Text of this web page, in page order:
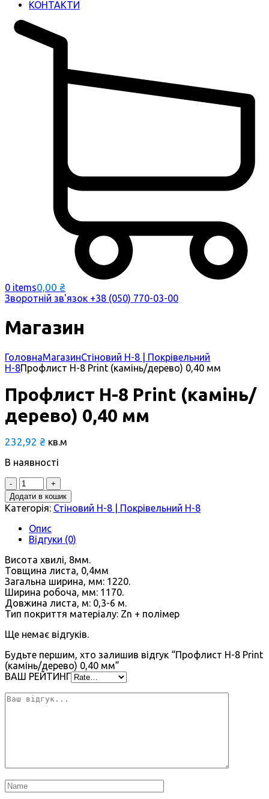
КОНТАКТИ
0 items0,00 ₴
Зворотній зв'язок +38 (050) 770-03-00
Магазин
ГоловнаМагазинСтіновий Н-8 | Покрівельний
Н-8Профлист Н-8 Print (камінь/дерево) 0,40 мм
Профлист Н-8 Print (камінь/
дерево) 0,40 мм
232,92 ₴ кв.м
В наявності
Quantity
Додати в кошик
Категорія: Стіновий Н-8 | Покрівельний Н-8
Опис
Відгуки (0)
Висота хвилі, 8мм.
Товщина листа, 0,4мм
Загальна ширина, мм: 1220.
Ширина робоча, мм: 1170.
Довжина листа, м: 0,3-6 м.
Тип покриття матеріалу: Zn + полімер
Ще немає відгуків.
Будьте першим, хто залишив відгук “Профлист Н-8 Print
(камінь/дерево) 0,40 мм”
ВАШ РЕЙТИНГ